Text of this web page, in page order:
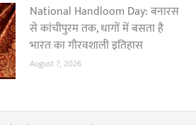
National Handloom Day: बनारस
से कांचीपुरम तक, धागों में बसता है
भारत का गौरवशाली इतिहास
August 7, 2026